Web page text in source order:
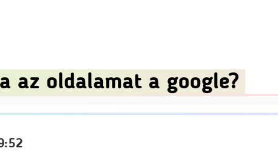
az oldalamat a google?